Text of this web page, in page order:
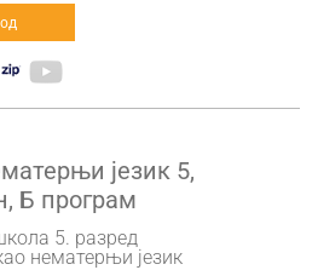
језик 5,
Б програм
5. разред
нематерњи језик